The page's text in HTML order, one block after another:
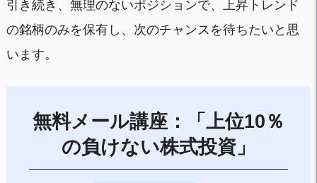
引き続き、無理のないポジションで、上昇トレンド
の銘柄のみを保有し、次のチャンスを待ちたいと思
います。
無料メール講座：「上位10％
の負けない株式投資」